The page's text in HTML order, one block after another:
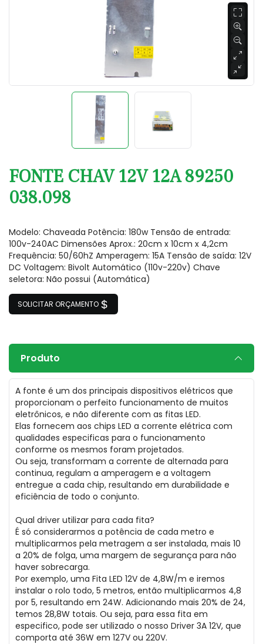
FONTE CHAV 12V 12A 89250
038.098
Modelo: Chaveada Potência: 180w Tensão de entrada:
100v-240AC Dimensões Aprox.: 20cm x 10cm x 4,2cm
Frequência: 50/60hZ Amperagem: 15A Tensão de saída: 12V
DC Voltagem: Bivolt Automático (110v-220v) Chave
seletora: Não possui (Automática)
SOLICITAR ORÇAMENTO
Produto
A fonte é um dos principais dispositivos elétricos que
proporcionam o perfeito funcionamento de muitos
eletrônicos, e não diferente com as fitas LED.
Elas fornecem aos chips LED a corrente elétrica com
qualidades especificas para o funcionamento
conforme os mesmos foram projetados.
Ou seja, transformam a corrente de alternada para
continua, regulam a amperagem e a voltagem
entregue a cada chip, resultando em durabilidade e
eficiência de todo o conjunto.
Qual driver utilizar para cada fita?
É só considerarmos a potência de cada metro e
multiplicarmos pela metragem a ser instalada, mais 10
a 20% de folga, uma margem de segurança para não
haver sobrecarga.
Por exemplo, uma Fita LED 12V de 4,8W/m e iremos
instalar o rolo todo, 5 metros, então multiplicarmos 4,8
por 5, resultando em 24W. Adicionando mais 20% de 24,
temos 28,8W totais. Ou seja, para essa fita em
especifico, pode ser utilizado o nosso Driver 3A 12V, que
comporta até 36W em 127V ou 220V.